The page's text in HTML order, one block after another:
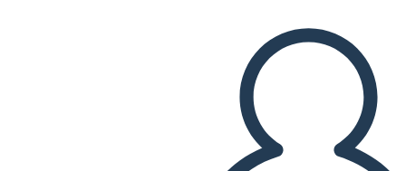
Diagram Mall
Kopiera denna storyboard
SKAPA EN STORYBOARD